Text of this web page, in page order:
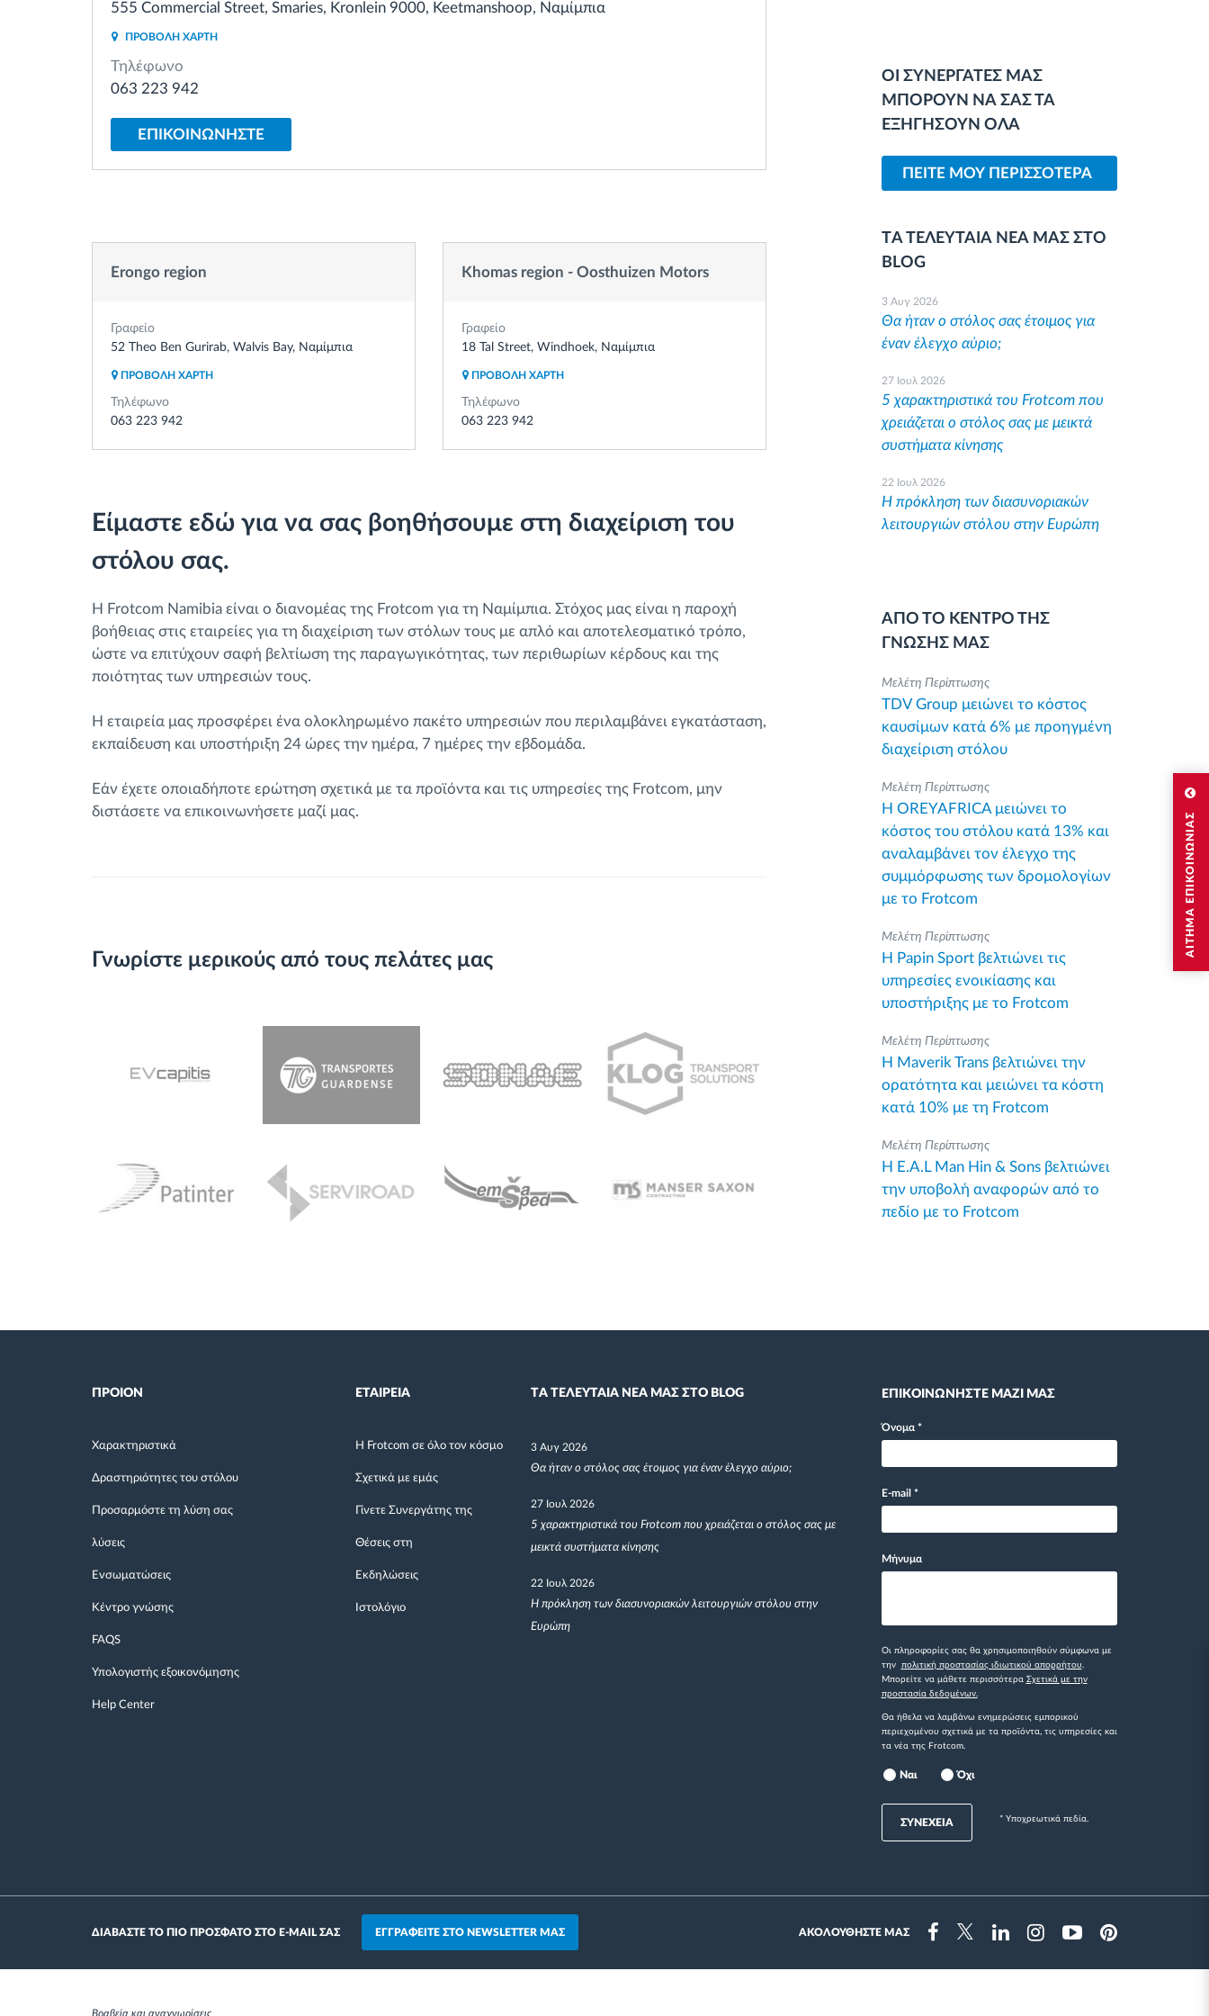
ΑΙΤΗΜΑ ΕΠΙΚΟΙΝΩΝΙΑΣ
Διαχείριση καυσίμου
Σχεδιασμός και παρακολούθηση
διαδρομής
555 Commercial Street, Smaries, Kronlein 9000, Keetmanshoop, Ναμίμπια
ΠΡΟΒΟΛΗ ΧΑΡΤΗ
Τηλέφωνο
063 223 942
ΕΠΙΚΟΙΝΩΝΗΣΤΕ
Erongo region
Γραφείο
52 Theo Ben Gurirab, Walvis Bay, Ναμίμπια
ΠΡΟΒΟΛΗ ΧΑΡΤΗ
Τηλέφωνο
063 223 942
Khomas region - Oosthuizen Motors
Γραφείο
18 Tal Street, Windhoek, Ναμίμπια
ΠΡΟΒΟΛΗ ΧΑΡΤΗ
Τηλέφωνο
063 223 942
Είμαστε εδώ για να σας βοηθήσουμε στη διαχείριση του
στόλου σας.
Η Frotcom Namibia είναι ο διανομέας της Frotcom για τη Ναμίμπια. Στόχος μας είναι η παροχή
βοήθειας στις εταιρείες για τη διαχείριση των στόλων τους με απλό και αποτελεσματικό τρόπο,
ώστε να επιτύχουν σαφή βελτίωση της παραγωγικότητας, των περιθωρίων κέρδους και της
ποιότητας των υπηρεσιών τους.
Η εταιρεία μας προσφέρει ένα ολοκληρωμένο πακέτο υπηρεσιών που περιλαμβάνει εγκατάσταση,
εκπαίδευση και υποστήριξη 24 ώρες την ημέρα, 7 ημέρες την εβδομάδα.
Εάν έχετε οποιαδήποτε ερώτηση σχετικά με τα προϊόντα και τις υπηρεσίες της Frotcom, μην
διστάσετε να επικοινωνήσετε μαζί μας.
Γνωρίστε μερικούς από τους πελάτες μας
ΟΙ ΣΥΝΕΡΓΑΤΕΣ ΜΑΣ
ΜΠΟΡΟΥΝ ΝΑ ΣΑΣ ΤΑ
ΕΞΗΓΗΣΟΥΝ ΟΛΑ
ΠΕΙΤΕ ΜΟΥ ΠΕΡΙΣΣΟΤΕΡΑ
TΑ ΤΕΛΕΥΤΑΙΑ ΝΕΑ ΜΑΣ ΣΤΟ
BLOG
3 Αυγ 2026
Θα ήταν ο στόλος σας έτοιμος για
έναν έλεγχο αύριο;
27 Ιουλ 2026
5 χαρακτηριστικά του Frotcom που
χρειάζεται ο στόλος σας με μεικτά
συστήματα κίνησης
22 Ιουλ 2026
Η πρόκληση των διασυνοριακών
λειτουργιών στόλου στην Ευρώπη
ΑΠΟ ΤΟ ΚΕΝΤΡΟ ΤΗΣ
ΓΝΩΣΗΣ ΜΑΣ
Μελέτη Περίπτωσης
TDV Group μειώνει το κόστος
καυσίμων κατά 6% με προηγμένη
διαχείριση στόλου
Μελέτη Περίπτωσης
Η OREYAFRICA μειώνει το
κόστος του στόλου κατά 13% και
αναλαμβάνει τον έλεγχο της
συμμόρφωσης των δρομολογίων
με το Frotcom
Μελέτη Περίπτωσης
Η Papin Sport βελτιώνει τις
υπηρεσίες ενοικίασης και
υποστήριξης με το Frotcom
Μελέτη Περίπτωσης
Η Maverik Trans βελτιώνει την
ορατότητα και μειώνει τα κόστη
κατά 10% με τη Frotcom
Μελέτη Περίπτωσης
Η E.A.L Man Hin & Sons βελτιώνει
την υποβολή αναφορών από το
πεδίο με το Frotcom
ΠΡΟΙΟΝ
Χαρακτηριστικά
Δραστηριότητες του στόλου
Προσαρμόστε τη λύση σας
λύσεις
Ενσωματώσεις
Κέντρο γνώσης
FAQS
Υπολογιστής εξοικονόμησης
Help Center
ΕΤΑΙΡΕΙΑ
Η Frotcom σε όλο τον κόσμο
Σχετικά με εμάς
Γίνετε Συνεργάτης της
Θέσεις στη
Εκδηλώσεις
Ιστολόγιο
TΑ ΤΕΛΕΥΤΑΙΑ ΝΕΑ ΜΑΣ ΣΤΟ BLOG
3 Αυγ 2026
Θα ήταν ο στόλος σας έτοιμος για έναν έλεγχο αύριο;
27 Ιουλ 2026
5 χαρακτηριστικά του Frotcom που χρειάζεται ο στόλος σας με
μεικτά συστήματα κίνησης
22 Ιουλ 2026
Η πρόκληση των διασυνοριακών λειτουργιών στόλου στην
Ευρώπη
ΕΠΙΚΟΙΝΩΝΗΣΤΕ ΜΑΖΙ ΜΑΣ
Όνομα *
E-mail *
Μήνυμα
Οι πληροφορίες σας θα χρησιμοποιηθούν σύμφωνα με
την πολιτική προστασίας ιδιωτικού απορρήτου.
Μπορείτε να μάθετε περισσότερα Σχετικά με την
προστασία δεδομένων.
Θα ήθελα να λαμβάνω ενημερώσεις εμπορικού
περιεχομένου σχετικά με τα προϊόντα, τις υπηρεσίες και
τα νέα της Frotcom.
Ναι Όχι
ΣΥΝΕΧΕΙΑ * Yποχρεωτικά πεδία.
ΔΙΑΒΑΣΤΕ ΤΟ ΠΙΟ ΠΡΟΣΦΑΤΟ ΣΤΟ E-MAIL ΣΑΣ ΕΓΓΡΑΦΕΙΤΕ ΣΤΟ NEWSLETTER ΜΑΣ ΑΚΟΛΟΥΘΗΣΤΕ ΜΑΣ
FacebookTwitterLinkedinInstragramYoutubePinterest
Βραβεία και αναγνωρίσεις